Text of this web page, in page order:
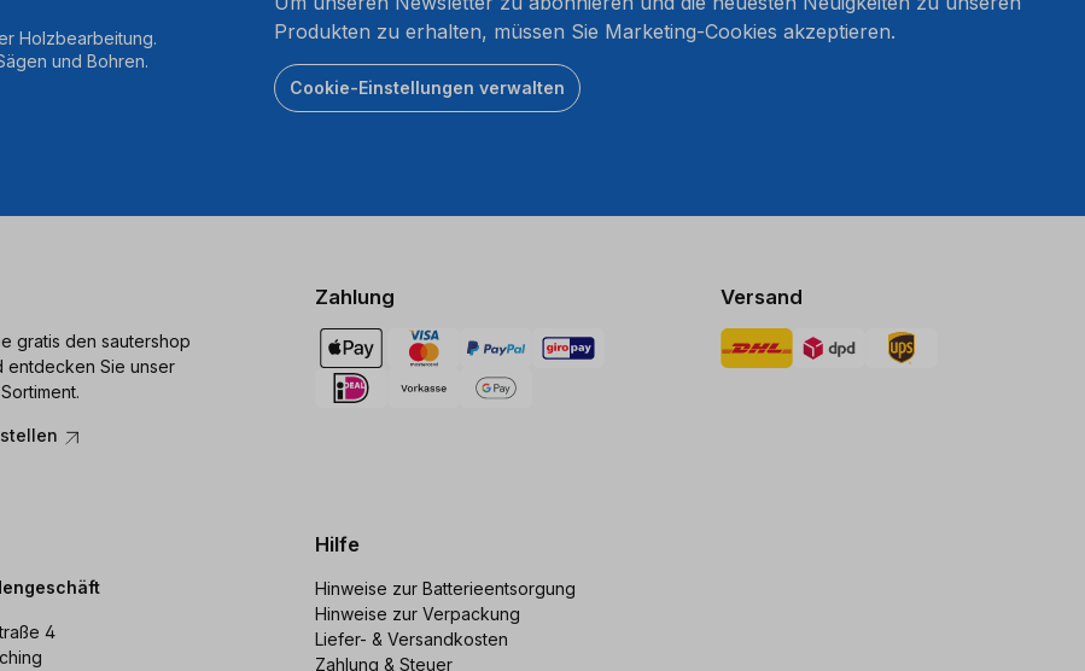
Holzbearbeitung.
und Bohren.
Produkten zu erhalten, müssen Sie Marketing-Cookies akzeptieren.
Cookie-Einstellungen verwalten
gratis den sautershop
entdecken Sie unser
Zahlung Versand
4
Hilfe
Hinweise zur Batterieentsorgung
Hinweise zur Verpackung
Liefer- & Versandkosten
Zahlung & Steuer